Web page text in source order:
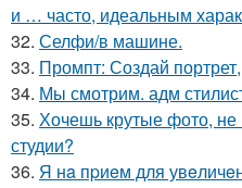
и … часто, идеальным
32. Селфи/в машине.
33. Промпт: Создай
34. Мы смотрим. адм
35. Хочешь крутые фото,
студии?
36. Я нa пpиeм для